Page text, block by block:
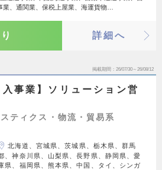
、通関業、保税上屋業、海運貨物…
詳細へ
掲載期間 26/07/30～26/08/12
入事業】ソリューション営
ティクス・物流・貿易系
北海道、宮城県、茨城県、栃木県、群馬
、神奈川県、山梨県、長野県、静岡県、愛
県、福岡県、熊本県、中国、タイ、シンガ